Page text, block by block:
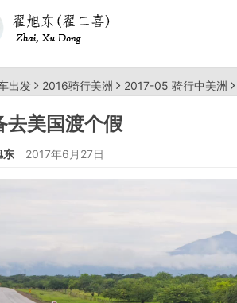
出发 2016骑行美洲 2017-05 骑行中美洲
去美国渡个假
东 2017年6月27日